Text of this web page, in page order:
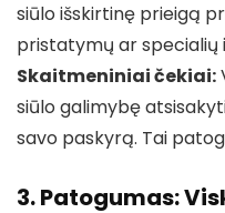
siūlo išskirtinę prieigą
pristatymų ar specialių
Skaitmeniniai čekiai:
siūlo galimybę
savo paskyrą. Tai
3. Patogumas: